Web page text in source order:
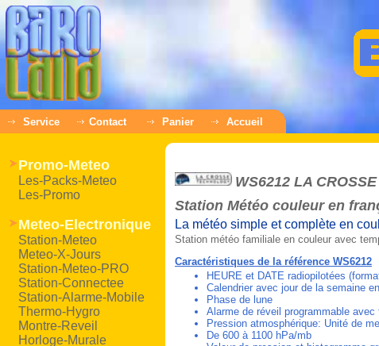
Service Contact Panier Accueil
Promo-Meteo
Les-Packs-Meteo
Les-Promo
Meteo-Electronique
Station-Meteo
Meteo-X-Jours
Station-Meteo-PRO
Station-Connectee
Station-Alarme-Mobile
Thermo-Hygro
Montre-Reveil
Horloge-Murale
WS6212 LA
Station Météo couleur en
La météo simple et complète en
Station météo familiale en couleur avec
Caractéristiques de la référence WS6212
HEURE et DATE radiopilotées
Calendrier avec jour de la semaine
Phase de lune
Alarme de réveil programmable
Pression atmosphérique: Unité de
De 600 à 1100 hPa/mb